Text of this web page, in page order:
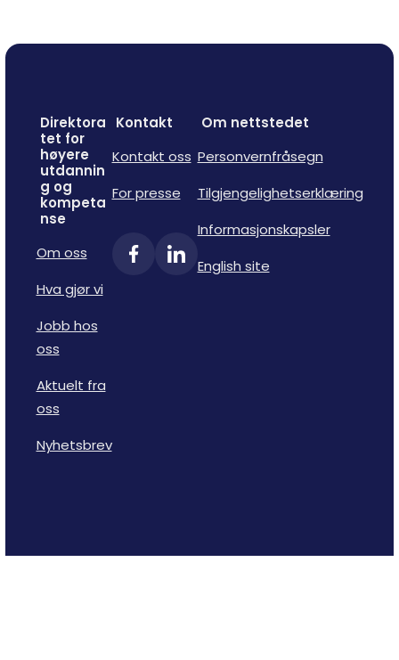
Direktora
tet for
høyere
utdannin
g og
kompeta
nse
Om oss
Hva gjør vi
Jobb hos
oss
Aktuelt fra
oss
Nyhetsbrev
Kontakt
Kontakt oss
For presse
Om nettstedet
Personvernfråsegn
Tilgjengelighetserklæring
Informasjonskapsler
English site